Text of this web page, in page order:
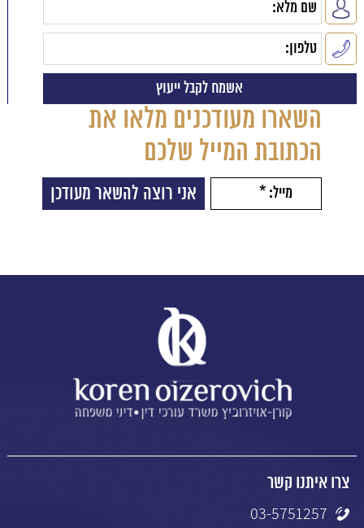
השארו מעודכנים מלאו את
הכתובת המייל שלכם
צרו איתנו קשר
03-5751257